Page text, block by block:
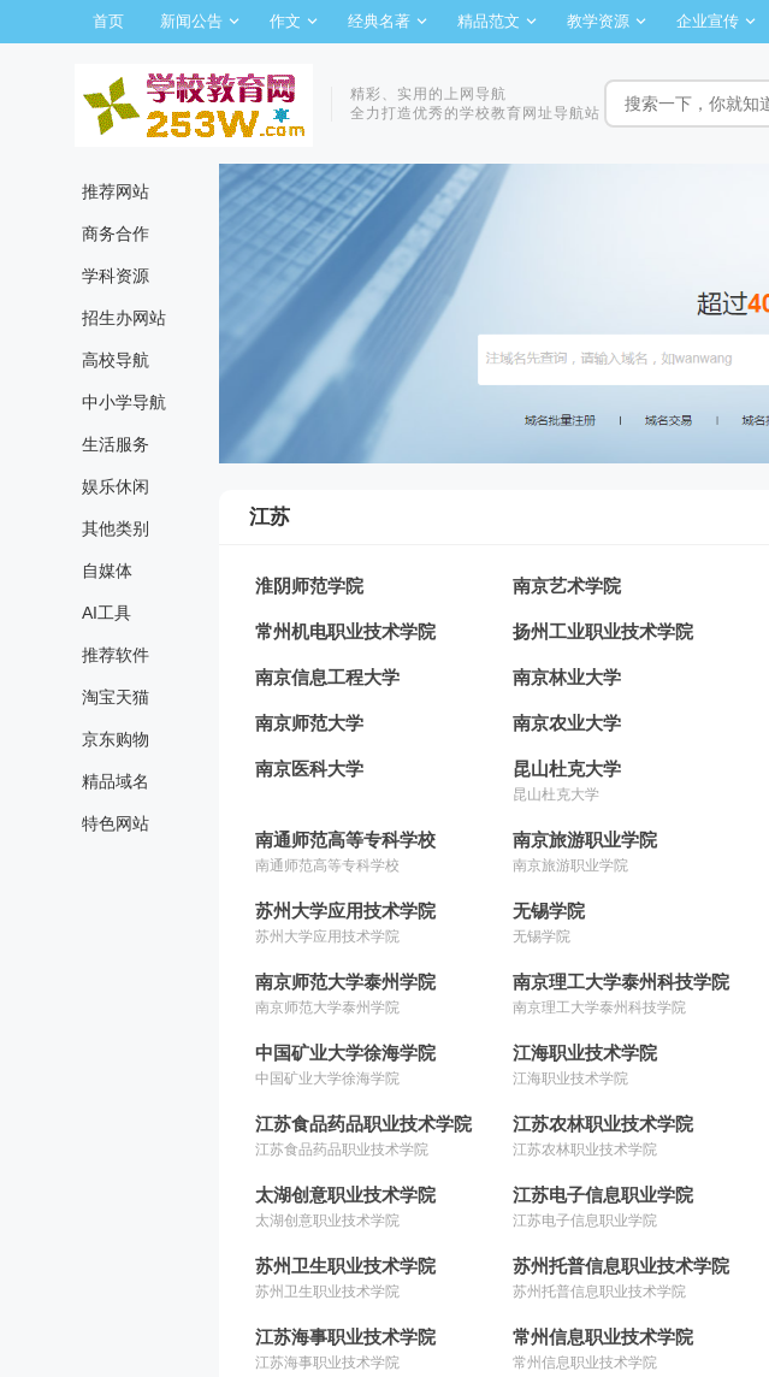
首页 新闻公告 作文 经典名著 精品范文 教学资源 企业宣传
精彩、实用的上网导航
全力打造优秀的学校教育网址导航站
推荐网站
商务合作
学科资源
招生办网站
高校导航
中小学导航
生活服务
娱乐休闲
其他类别
自媒体
AI工具
推荐软件
淘宝天猫
京东购物
精品域名
特色网站
江苏
淮阴师范学院 南京艺术学院
常州机电职业技术学院 扬州工业职业技术学院
南京信息工程大学 南京林业大学
南京师范大学 南京农业大学
南京医科大学 昆山杜克大学
昆山杜克大学
南通师范高等专科学校
南通师范高等专科学校
南京旅游职业学院
南京旅游职业学院
苏州大学应用技术学院
苏州大学应用技术学院
无锡学院
无锡学院
南京师范大学泰州学院
南京师范大学泰州学院
南京理工大学泰州科技学院
南京理工大学泰州科技学院
中国矿业大学徐海学院
中国矿业大学徐海学院
江海职业技术学院
江海职业技术学院
江苏食品药品职业技术学院
江苏食品药品职业技术学院
江苏农林职业技术学院
江苏农林职业技术学院
太湖创意职业技术学院
太湖创意职业技术学院
江苏电子信息职业学院
江苏电子信息职业学院
苏州卫生职业技术学院
苏州卫生职业技术学院
苏州托普信息职业技术学院
苏州托普信息职业技术学院
江苏海事职业技术学院
江苏海事职业技术学院
常州信息职业技术学院
常州信息职业技术学院